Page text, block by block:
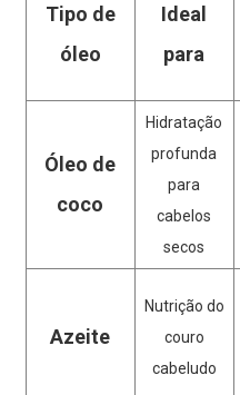
Tipo de
óleo
Ideal
para
Óleo de
coco
Hidratação
profunda
para
cabelos
secos
Azeite
Nutrição do
couro
cabeludo